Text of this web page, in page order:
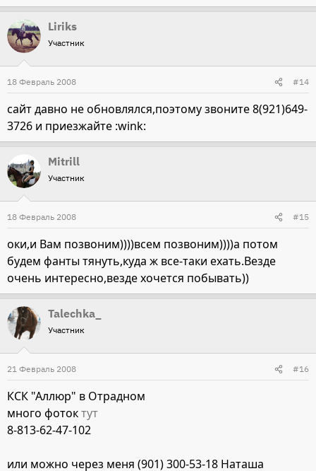
Liriks
Участник
18 Февраль 2008 #14
сайт давно не обновлялся,поэтому звоните 8(921)649-
3726 и приезжайте :wink:
Mitrill
Участник
18 Февраль 2008 #15
оки,и Вам позвоним))))всем позвоним))))а потом
будем фанты тянуть,куда ж все-таки ехать.Везде
очень интересно,везде хочется побывать))
Talechka_
Участник
21 Февраль 2008 #16
КСК "Аллюр" в Отрадном
много фотоктут
8-813-62-47-102
или можно через меня (901) 300-53-18 Наташа